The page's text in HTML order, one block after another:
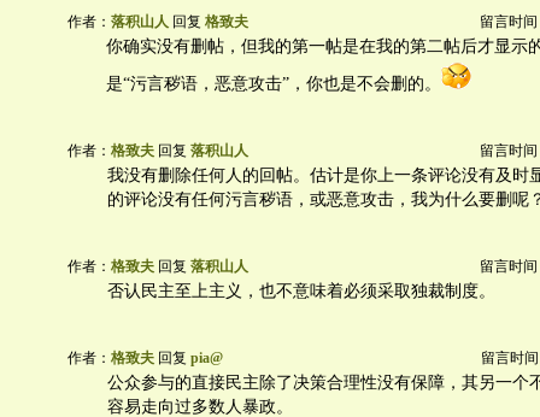
作者： 落积山人 回复 格致夫 留言时间
你确实没有删帖，但我的第一帖是在我的第二帖后才显示
是“污言秽语，恶意攻击”，你也是不会删的。
作者： 格致夫 回复 落积山人 留言时间
我没有删除任何人的回帖。估计是你上一条评论没有及时
的评论没有任何污言秽语，或恶意攻击，我为什么要删呢
作者： 格致夫 回复 落积山人 留言时间
否认民主至上主义，也不意味着必须采取独裁制度。
作者： 格致夫 回复 pia@ 留言时间
公众参与的直接民主除了决策合理性没有保障，其另一个
容易走向过多数人暴政。